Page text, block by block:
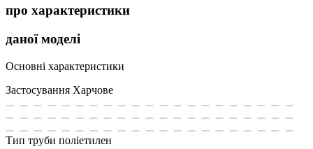
про характеристики
даної моделі
Основні характеристики
Застосування Харчове
Тип труби поліетилен